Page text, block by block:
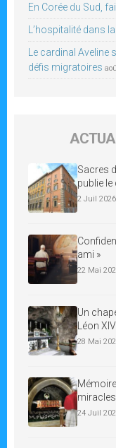
En Corée du Sud,
L’hospitalité dans
Le cardinal Aveline
défis migratoires
Sacres
publie
2 Juil 2026
ami »
22 Mai
Un
Léon XIV
28 Mai
miracles
24 Juil